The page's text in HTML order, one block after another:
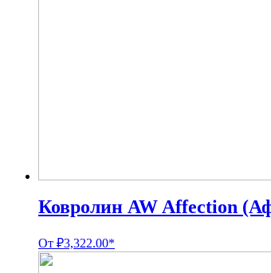
Ковролин AW Affection
От ₽3,322.00*